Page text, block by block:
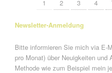
1 2 3 4
Newsletter-Anmeldung
Bitte informieren Sie mich via E-
pro Monat) über Neuigkeiten
Methode wie zum Beispiel mein